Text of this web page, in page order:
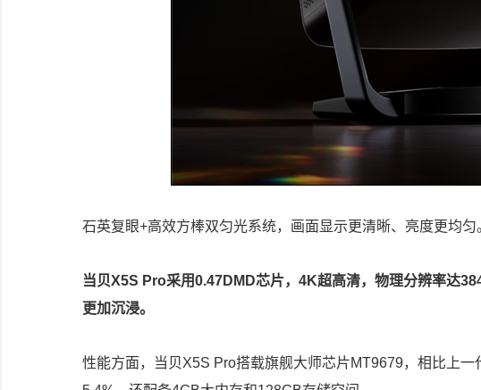
石英复眼+高效方棒双匀光系统，画面显示更清晰、亮度更均匀
当贝X5S Pro采用0.47DMD芯片，4K超高清，物理分辨率达
更加沉浸。
性能方面，当贝X5S Pro搭载旗舰大师芯片MT9679，相比上